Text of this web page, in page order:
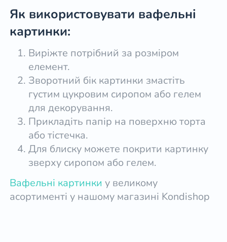
Як використовувати вафельні
картинки:
Виріжте потрібний за розміром
елемент.
Зворотний бік картинки змастіть
густим цукровим сиропом або гелем
для декорування.
Прикладіть папір на поверхню торта
або тістечка.
Для блиску можете покрити картинку
зверху сиропом або гелем.
Вафельні картинки у великому
асортименті у нашому магазині Kondishop